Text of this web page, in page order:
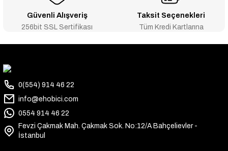
Güvenli Alışveriş
256bit SSL Sertifikası
Taksit Seçenekleri
Tüm Kredi Kartlarına
0(554) 914 46 22
info@ehobici.com
0554 914 46 22
Fevzi Çakmak Mah. Çakmak Sok. No:12/A Bahçelievler -
İstanbul